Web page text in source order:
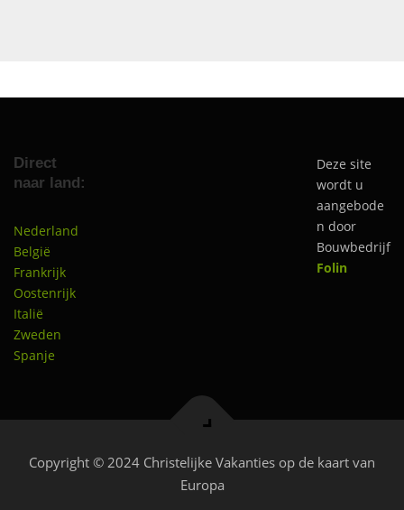
Direct
naar land:
Nederland
België
Frankrijk
Oostenrijk
Italië
Zweden
Spanje
Deze site
wordt u
aangebode
n door
Bouwbedrijf
Folin